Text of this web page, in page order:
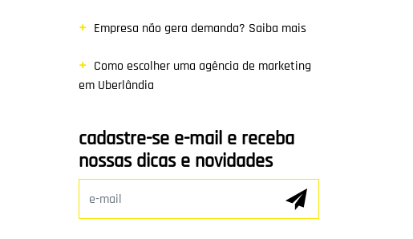
Empresa não gera demanda? Saiba mais
Como escolher uma agência de marketing
em Uberlândia
cadastre-se e-mail e receba
nossas dicas e novidades